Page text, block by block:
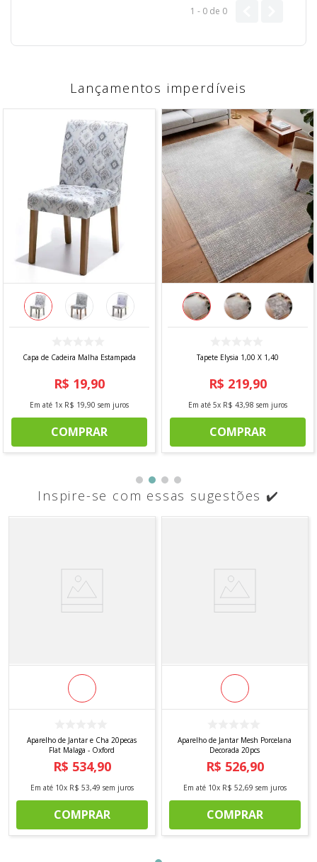
1 - 0 de 0
Lançamentos imperdíveis
Capa de Cadeira Malha Estampada
R$ 19,90
Em até 1x R$ 19,90 sem juros
COMPRAR
Tapete Elysia 1,00 X 1,40
R$ 219,90
Em até 5x R$ 43,98 sem juros
COMPRAR
Inspire-se com essas sugestões ✔️
Aparelho de Jantar e Cha 20pecas
Flat Malaga - Oxford
R$ 534,90
Em até 10x R$ 53,49 sem juros
COMPRAR
Aparelho de Jantar Mesh Porcelana
Decorada 20pcs
R$ 526,90
Em até 10x R$ 52,69 sem juros
COMPRAR